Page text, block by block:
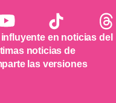
en noticias del
noticias de
las versiones